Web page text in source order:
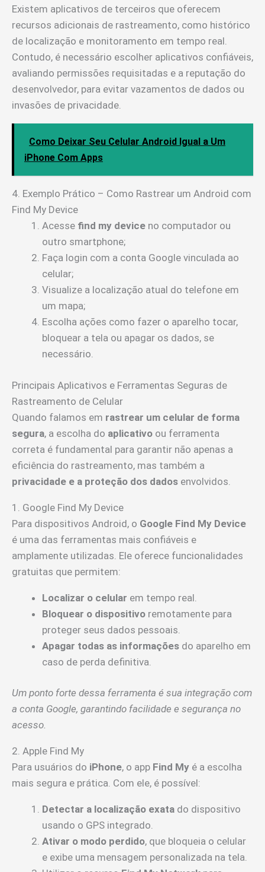
Existem aplicativos de terceiros que oferecem
recursos adicionais de rastreamento, como histórico
de localização e monitoramento em tempo real.
Contudo, é necessário escolher aplicativos confiáveis,
avaliando permissões requisitadas e a reputação do
desenvolvedor, para evitar vazamentos de dados ou
invasões de privacidade.
Como Deixar Seu Celular Android Igual a Um
iPhone Com Apps
4. Exemplo Prático – Como Rastrear um Android com
Find My Device
Acesse find my device no computador ou
outro smartphone;
Faça login com a conta Google vinculada ao
celular;
Visualize a localização atual do telefone em
um mapa;
Escolha ações como fazer o aparelho tocar,
bloquear a tela ou apagar os dados, se
necessário.
Principais Aplicativos e Ferramentas Seguras de
Rastreamento de Celular
Quando falamos em rastrear um celular de forma
segura, a escolha do aplicativo ou ferramenta
correta é fundamental para garantir não apenas a
eficiência do rastreamento, mas também a
privacidade e a proteção dos dados envolvidos.
1. Google Find My Device
Para dispositivos Android, o Google Find My Device
é uma das ferramentas mais confiáveis e
amplamente utilizadas. Ele oferece funcionalidades
gratuitas que permitem:
Localizar o celular em tempo real.
Bloquear o dispositivo remotamente para
proteger seus dados pessoais.
Apagar todas as informações do aparelho em
caso de perda definitiva.
Um ponto forte dessa ferramenta é sua integração com
a conta Google, garantindo facilidade e segurança no
acesso.
2. Apple Find My
Para usuários do iPhone, o app Find My é a escolha
mais segura e prática. Com ele, é possível:
Detectar a localização exata do dispositivo
usando o GPS integrado.
Ativar o modo perdido, que bloqueia o celular
e exibe uma mensagem personalizada na tela.